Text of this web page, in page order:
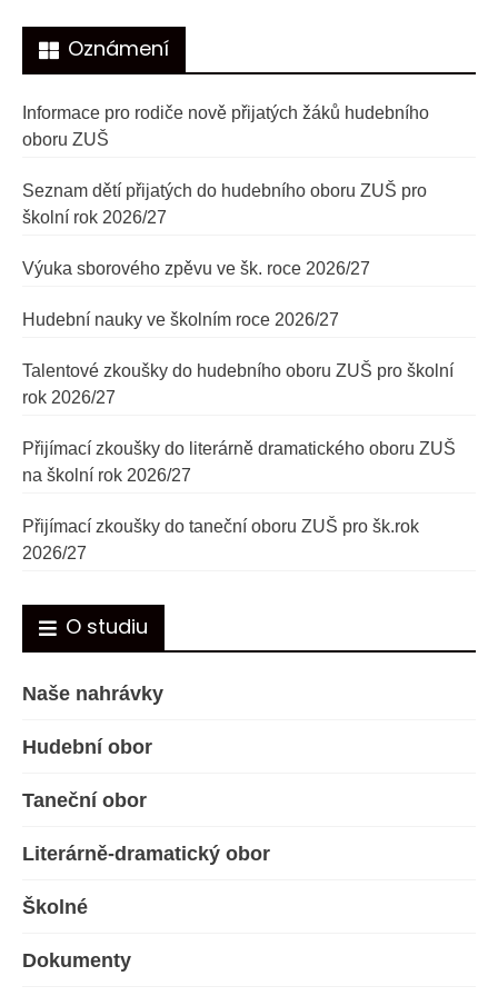
Oznámení
Informace pro rodiče nově přijatých žáků hudebního
oboru ZUŠ
Seznam dětí přijatých do hudebního oboru ZUŠ pro
školní rok 2026/27
Výuka sborového zpěvu ve šk. roce 2026/27
Hudební nauky ve školním roce 2026/27
Talentové zkoušky do hudebního oboru ZUŠ pro školní
rok 2026/27
Přijímací zkoušky do literárně dramatického oboru ZUŠ
na školní rok 2026/27
Přijímací zkoušky do taneční oboru ZUŠ pro šk.rok
2026/27
O studiu
Naše nahrávky
Hudební obor
Taneční obor
Literárně-dramatický obor
Školné
Dokumenty